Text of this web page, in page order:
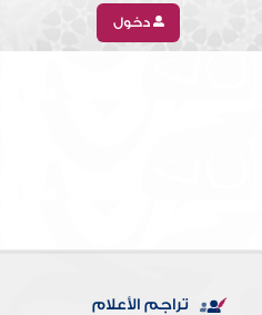
دخول
تراجم الأعلام